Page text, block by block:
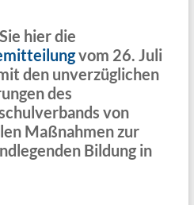
hier die
vom 26. Juli
den unverzüglichen
des
von
Maßnahmen zur
Bildung in